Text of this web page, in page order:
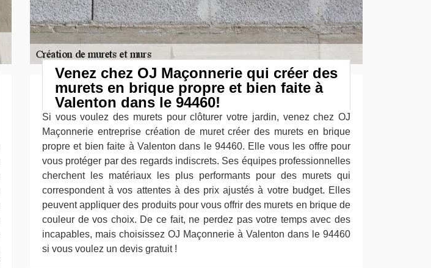
Venez chez OJ Maçonnerie qui créer des
murets en brique propre et bien faite à
Valenton dans le 94460!
Si vous voulez des murets pour clôturer votre jardin, venez chez OJ
Maçonnerie entreprise création de muret créer des murets en brique
propre et bien faite à Valenton dans le 94460. Elle vous les offre pour
vous protéger par des regards indiscrets. Ses équipes professionnelles
cherchent les matériaux les plus performants pour des murets qui
correspondent à vos attentes à des prix ajustés à votre budget. Elles
peuvent appliquer des produits pour vous offrir des murets en brique de
couleur de vos choix. De ce fait, ne perdez pas votre temps avec des
incapables, mais choisissez OJ Maçonnerie à Valenton dans le 94460
si vous voulez un devis gratuit !